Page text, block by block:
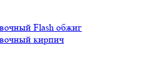
Flash обжиг
кирпич